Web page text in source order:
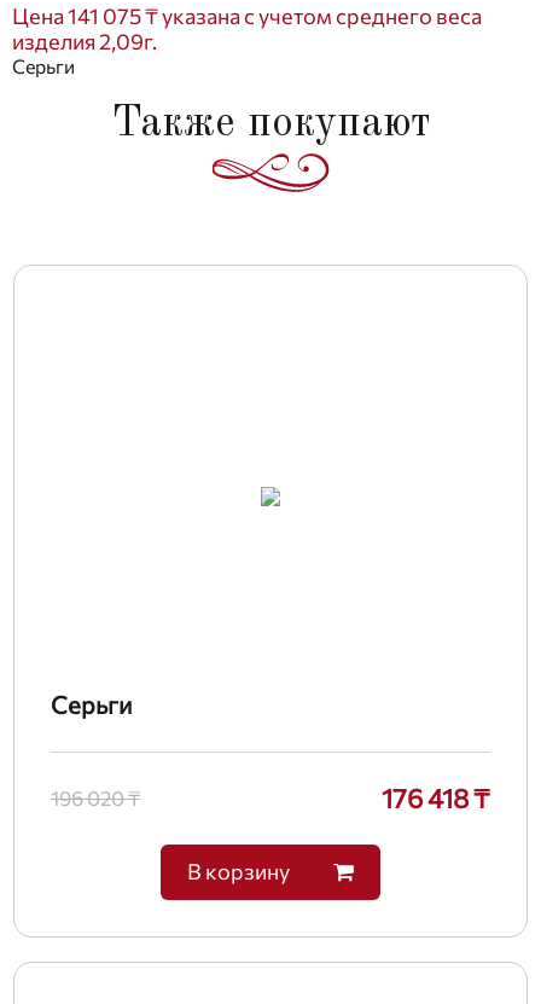
Цена 141 075 ₸ указана с учетом среднего веса
изделия 2,09г.
Серьги
Также покупают
Серьги
196 020 ₸ 176 418 ₸
В корзину